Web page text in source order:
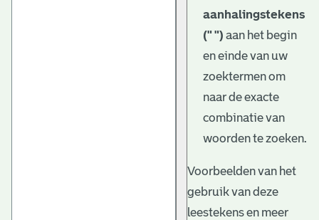
aanhalingstekens
(" ") aan het begin
en einde van uw
zoektermen om
naar de exacte
combinatie van
woorden te zoeken.
Voorbeelden van het
gebruik van deze
leestekens en meer